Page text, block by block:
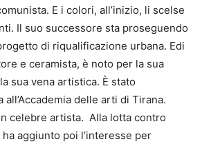
E i colori, all’inizio, li scelse
Il suo successore sta proseguendo
di riqualificazione urbana. Edi
e ceramista, è noto per la sua
sua vena artistica. È stato
delle arti di Tirana.
celebre artista. Alla lotta contro
aggiunto poi l’interesse per